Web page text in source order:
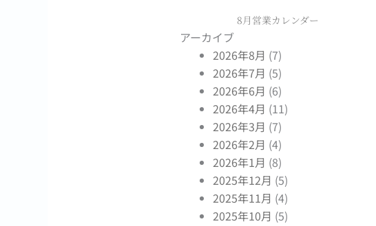
8月営業カレンダー
アーカイブ
2026年8月 (7)
2026年7月 (5)
2026年6月 (6)
2026年4月 (11)
2026年3月 (7)
2026年2月 (4)
2026年1月 (8)
2025年12月 (5)
2025年11月 (4)
2025年10月 (5)